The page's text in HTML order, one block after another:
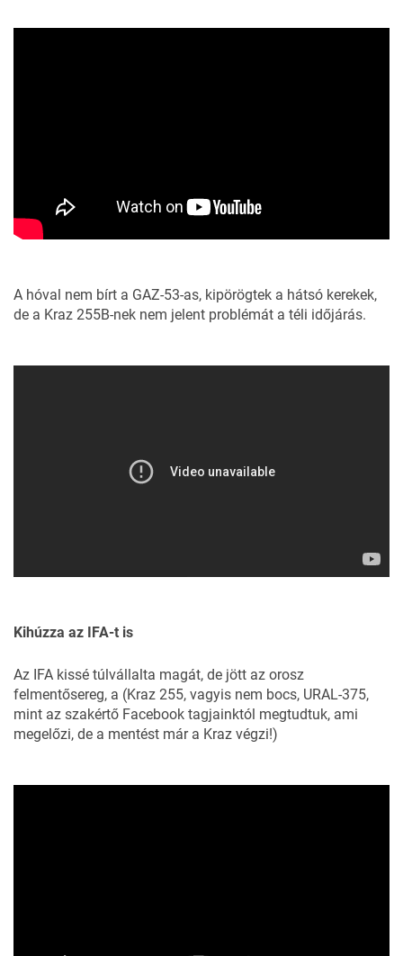
A hóval nem bírt a GAZ-53-as, kipörögtek a hátsó kerekek,
de a Kraz 255B-nek nem jelent problémát a téli időjárás.
Kihúzza az IFA-t is
Az IFA kissé túlvállalta magát, de jött az orosz
felmentősereg, a (Kraz 255, vagyis nem bocs, URAL-375,
mint az szakértő Facebook tagjainktól megtudtuk, ami
megelőzi, de a mentést már a Kraz végzi!)